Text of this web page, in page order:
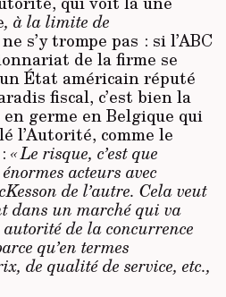
, à la limite de
ne s’y trompe pas : si l’ABC
de la firme se
État américain réputé
fiscal, c’est bien la
germe en Belgique qui
l’Autorité, comme le
« Le risque, c’est que
acteurs avec
de l’autre. Cela veut
dans un marché qui va
autorité de la concurrence
qu’en termes
de qualité de service, etc.,